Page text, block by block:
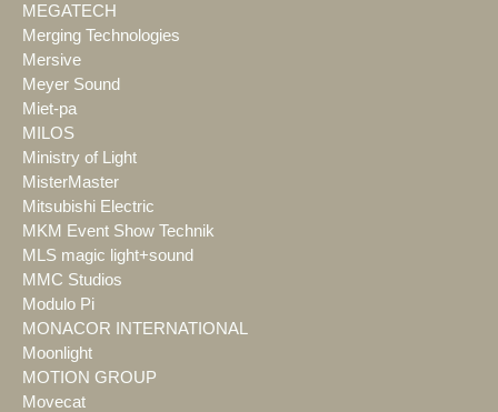
MEGATECH
Merging Technologies
Mersive
Meyer Sound
Miet-pa
MILOS
Ministry of Light
MisterMaster
Mitsubishi Electric
MKM Event Show Technik
MLS magic light+sound
MMC Studios
Modulo Pi
MONACOR INTERNATIONAL
Moonlight
MOTION GROUP
Movecat